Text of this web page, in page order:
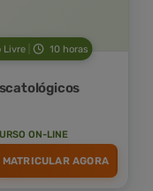
Livre 10 horas
ON-LINE
MATRICULAR AGORA